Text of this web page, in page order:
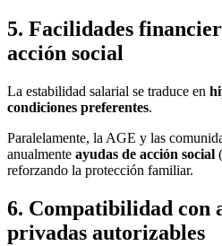
5. Facilidades
acción social
La estabilidad salarial se traduce en
condiciones preferentes.
Paralelamente, la AGE y las
anualmente ayudas de acción social
reforzando la protección familiar.
6. Compatibilidad con
privadas autorizables